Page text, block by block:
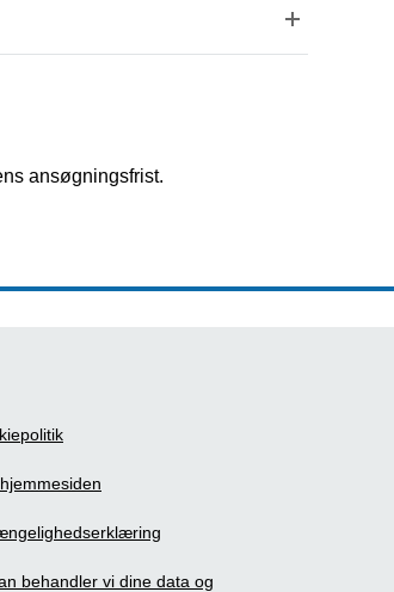
ansøgningsfrist.
behandler vi dine data og